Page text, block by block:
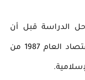
في مراحل الدراسة قبل أن
يحصل على بكالوريوس في الاقتصاد العام 1987 من